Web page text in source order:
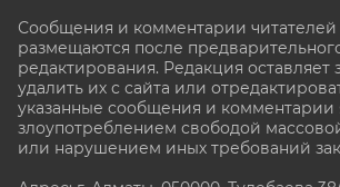
Сообщения и комментарии читателей
размещаются после
редактирования. Редакция оставляет
удалить их с сайта или
указанные сообщения и комментарии
злоупотреблением свободой
или нарушением иных требований